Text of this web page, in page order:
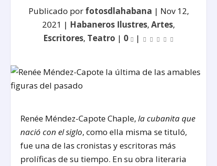
Publicado por fotosdlahabana | Nov 12,
2021 | Habaneros Ilustres, Artes,
Escritores, Teatro | 0 |
Renée Méndez-Capote Chaple,la cubanita que
nació con el siglo, como ella misma se tituló,
fue una de las cronistas y escritoras más
prolíficas de su tiempo. En su obra literaria